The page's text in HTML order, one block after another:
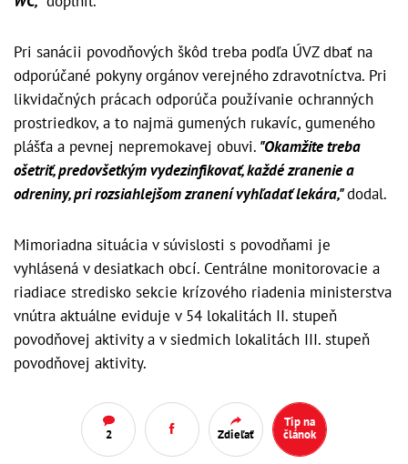
Pri sanácii povodňových škôd treba podľa ÚVZ dbať na
odporúčané pokyny orgánov verejného zdravotníctva. Pri
likvidačných prácach odporúča používanie ochranných
prostriedkov, a to najmä gumených rukavíc, gumeného
plášťa a pevnej nepremokavej obuvi. "Okamžite treba
ošetriť, predovšetkým vydezinfikovať, každé zranenie a
odreniny, pri rozsiahlejšom zranení vyhľadať lekára,"dodal.
Mimoriadna situácia v súvislosti s povodňami je
vyhlásená v desiatkach obcí. Centrálne monitorovacie a
riadiace stredisko sekcie krízového riadenia ministerstva
vnútra aktuálne eviduje v 54 lokalitách II. stupeň
povodňovej aktivity a v siedmich lokalitách III. stupeň
povodňovej aktivity.
2 Zdieľať
Tip na
článok